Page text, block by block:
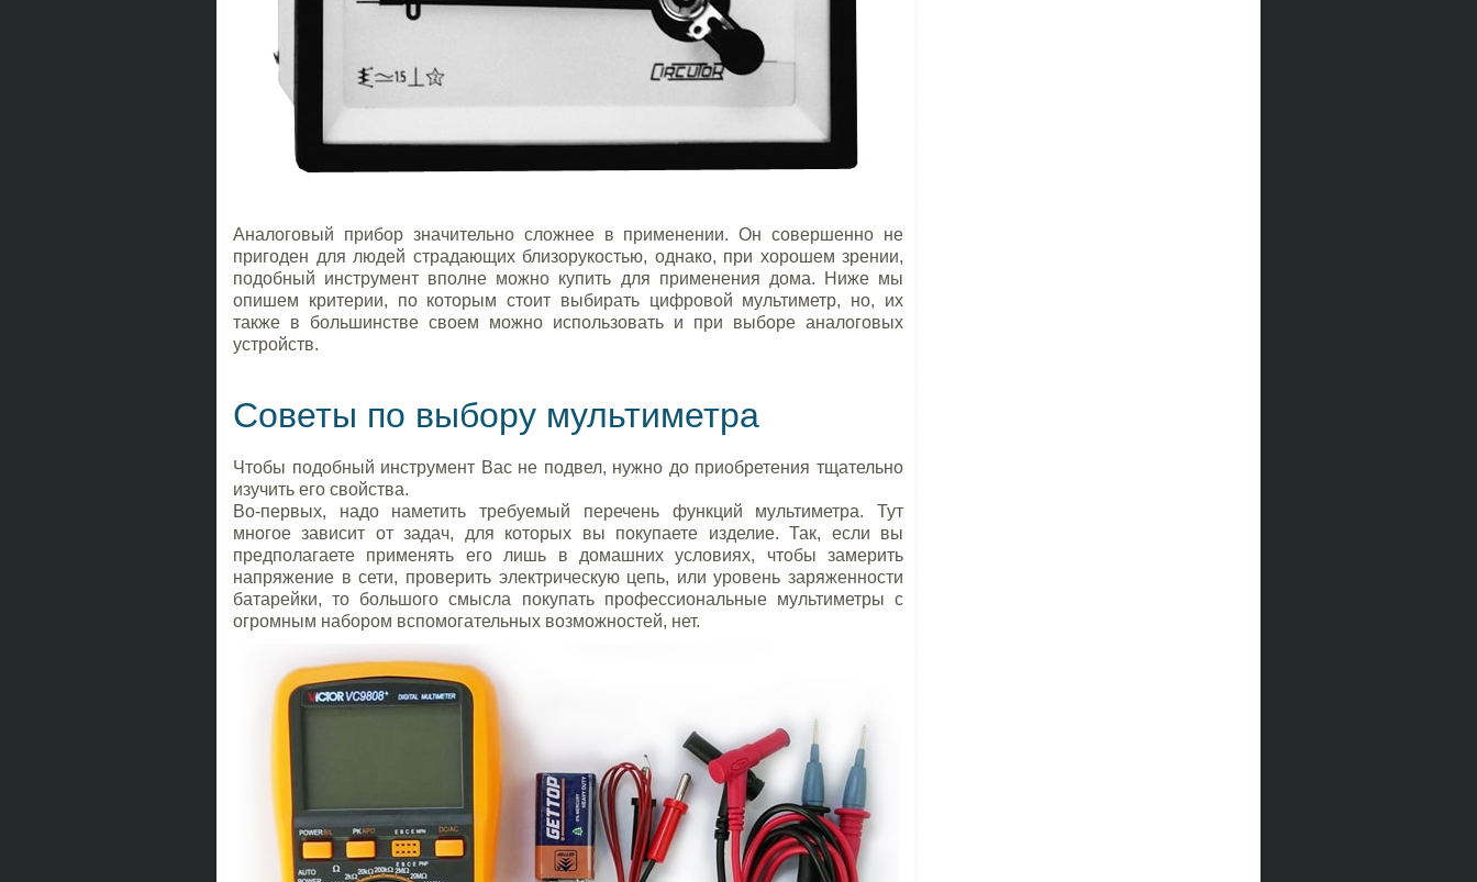
Аналоговый прибор значительно сложнее в применении. Он совершенно не
пригоден для людей страдающих близорукостью, однако, при хорошем зрении,
подобный инструмент вполне можно купить для применения дома. Ниже мы
опишем критерии, по которым стоит выбирать цифровой мультиметр, но, их
также в большинстве своем можно использовать и при выборе аналоговых
устройств.
Советы по выбору мультиметра
Чтобы подобный инструмент Вас не подвел, нужно до приобретения тщательно
изучить его свойства.
Во-первых, надо наметить требуемый перечень функций мультиметра. Тут
многое зависит от задач, для которых вы покупаете изделие. Так, если вы
предполагаете применять его лишь в домашних условиях, чтобы замерить
напряжение в сети, проверить электрическую цепь, или уровень заряженности
батарейки, то большого смысла покупать профессиональные мультиметры с
огромным набором вспомогательных возможностей, нет.